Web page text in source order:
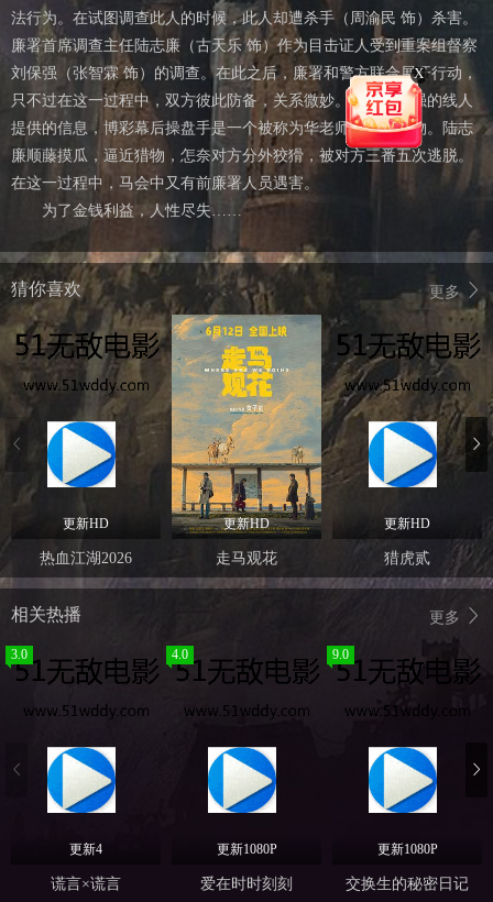
法行为。在试图调查此人的时候，此人却遭杀手（周渝民 饰）杀害。
廉署首席调查主任陆志廉（古天乐 饰）作为目击证人受到重案组督察
刘保强（张智霖 饰）的调查。在此之后，廉署和警方联合展开行动，
只不过在这一过程中，双方彼此防备，关系微妙。根据刘保强的线人
提供的信息，博彩幕后操盘手是一个被称为华老师的神秘人物。陆志
廉顺藤摸瓜，逼近猎物，怎奈对方分外狡猾，被对方三番五次逃脱。
在这一过程中，马会中又有前廉署人员遇害。
为了金钱利益，人性尽失……
更多
猜你喜欢
更新HD
热血江湖2026
更新HD
走马观花
更新HD
猎虎贰
更多
相关热播
3.0
更新4
谎言×谎言
4.0
更新1080P
爱在时时刻刻
9.0
更新1080P
交换生的秘密日记
X